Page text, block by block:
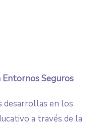
Entornos Seguros
desarrollas en los
a través de la